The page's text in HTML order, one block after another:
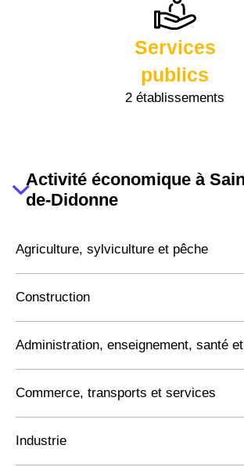
Services
publics
2 établissements
Activité économique à
de-Didonne
Agriculture, sylviculture et pêche
Construction
Administration, enseignement, santé
Commerce, transports et services
Industrie